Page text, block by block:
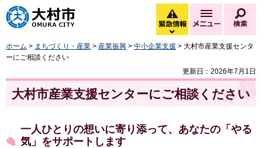
大村市
緊急情報
緊急情報を開く
メニュー
ホーム > まちづくり・産業 > 産業振興 > 中小企業支援 > 大村市産業支援センタ
ーにご相談ください
更新日：2026年7月1日
大村市産業支援センターにご相談ください
一人ひとりの想いに寄り添って、あなたの「やる
気」をサポートします